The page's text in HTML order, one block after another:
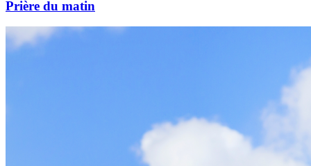
Prière du matin